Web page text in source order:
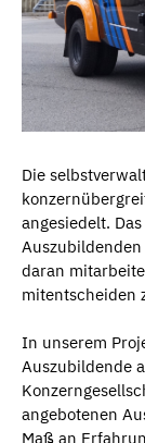
Die
angesiedelt.
daran
mitentscheiden
In unserem
Auszubildende
angebotenen
Maß an